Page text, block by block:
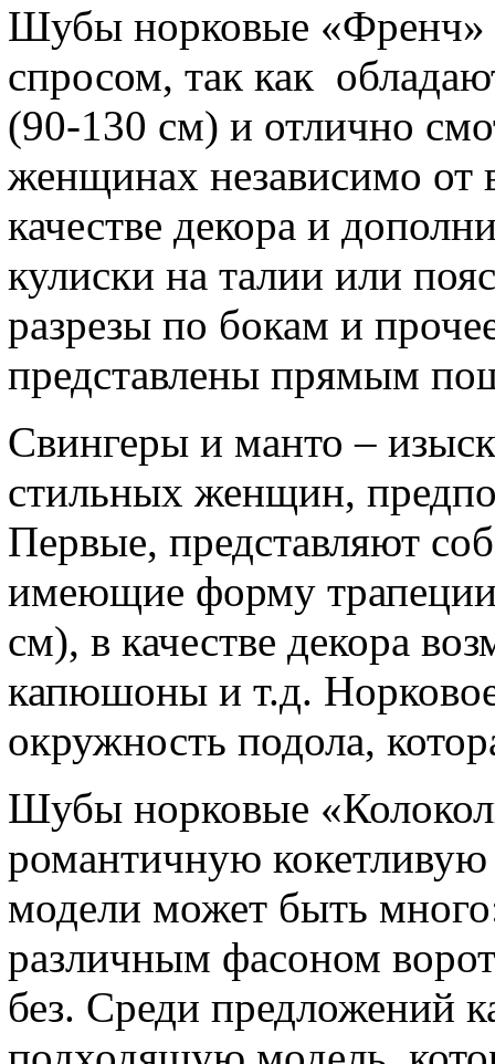
Шубы норковые «Френч»
спросом, так как
(90-130 см) и отлично
женщинах независимо от
качестве декора и
кулиски на талии или
разрезы по бокам и
представлены прямым
Свингеры и манто –
стильных женщин,
Первые, представляют
имеющие форму
см), в качестве декора
капюшоны и т.д.
окружность подола,
Шубы норковые
романтичную
модели может быть
различным фасоном
без. Среди предложений